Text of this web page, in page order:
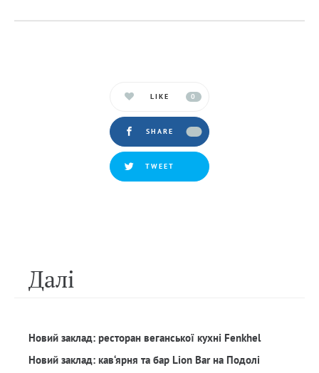
LIKE 0
SHARE
TWEET
Далi
Новий заклад: ресторан веганської кухні Fenkhel
Новий заклад: кав‘ярня та бар Lion Bar на Подолі